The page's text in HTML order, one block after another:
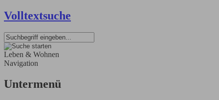
Volltextsuche
Leben & Wohnen
Navigation
Untermenü